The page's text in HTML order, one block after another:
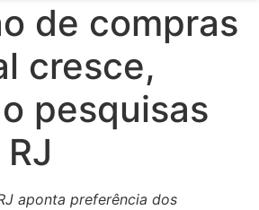
de compras
cresce,
pesquisas
aponta preferência dos